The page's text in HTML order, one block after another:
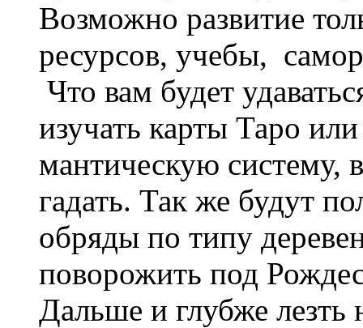
Возможно развитие
ресурсов, учебы,
Что вам будет
изучать карты Таро
мантическую систему,
гадать. Так же будут
обряды по типу
поворожить под
Дальше и глубже лезть